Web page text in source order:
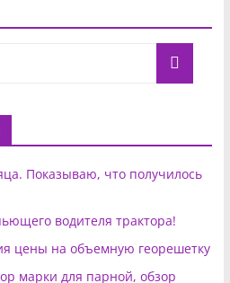
Показываю, что получилось
водителя трактора!
цены на объемную георешетку
марки для парной, обзор